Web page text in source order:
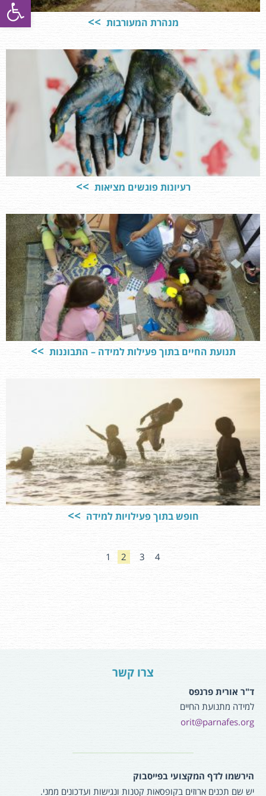
מנהרת המעורבות
רעיונות פוגשים מציאות
תנועת החיים בתוך פעילות למידה – התבוננות
חופש בתוך פעילויות למידה
1 2 3 4
צרו קשר
ד"ר אורית פרנפס
למידה מתנועת החיים
orit@parnafes.org
הירשמו לדף המקצועי בפייסבוק
יש שם תכנים ארוזים בקופסאות קטנות ונגישות ועדכונים ממני.